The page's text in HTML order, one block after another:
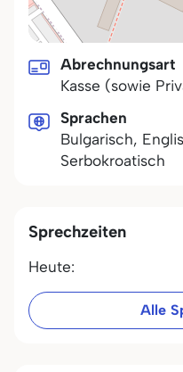
Abrechnungsart
Kasse (sowie
Sprachen
Bulgarisch,
Serbokroatisch
Sprechzeiten
Heute:
Alle